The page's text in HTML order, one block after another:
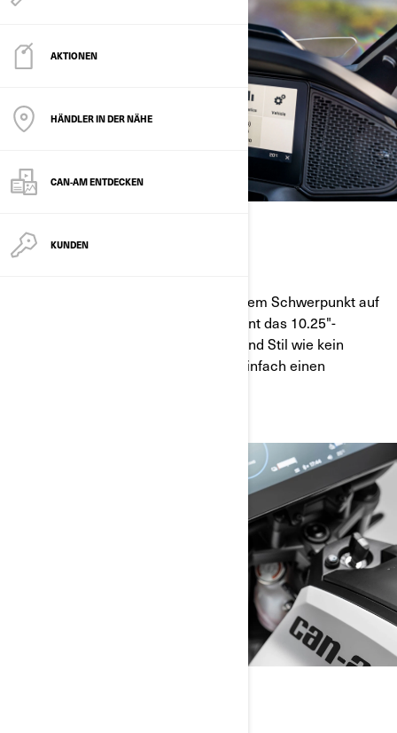
AKTIONEN
HÄNDLER IN DER NÄHE
CAN-AM ENTDECKEN
KUNDEN
ÄUSSERST ELEGANT
Mit seinem innovativen Design und dem Schwerpunkt auf
Ablesbarkeit während der Fahrt vereint das 10.25"-
Touchscreen-Display Funktionalität und Stil wie kein
anderes. Es verleiht Ihrem Can-Am einfach einen